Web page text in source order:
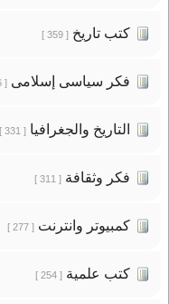
كتب تاريخ[ 359 ]
فكر سياسى إسلامى[ 356 ]
التاريخ والجغرافيا[ 331 ]
فكر وثقافة[ 311 ]
كمبيوتر وانترنت[ 277 ]
كتب علمية[ 254 ]